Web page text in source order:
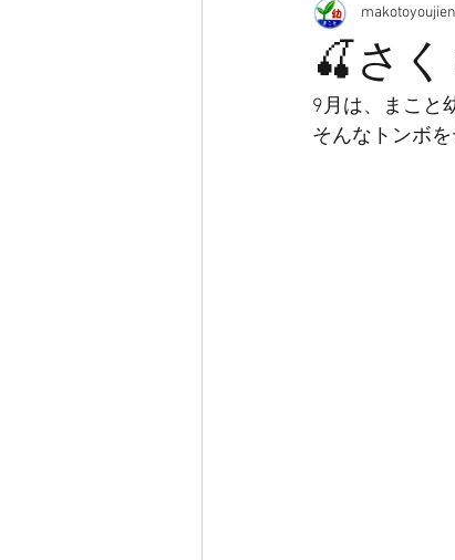
🍒さ
9月は、まこと
そんなトンボ